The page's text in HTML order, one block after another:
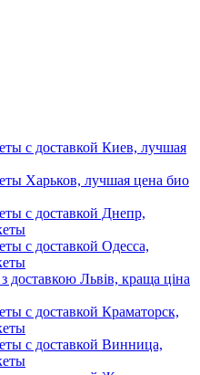
с доставкой Киев, лучшая
Харьков, лучшая цена био
с доставкой Днепр,
с доставкой Одесса,
доставкою Львів, краща ціна
с доставкой Краматорск,
с доставкой Винница,